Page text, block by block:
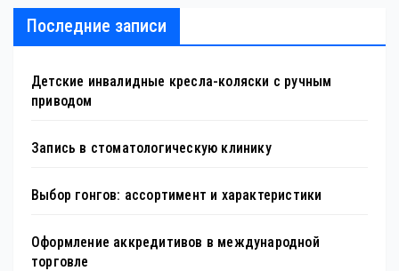
Последние записи
Детские инвалидные кресла-коляски с ручным
приводом
Запись в стоматологическую клинику
Выбор гонгов: ассортимент и характеристики
Оформление аккредитивов в международной
торговле